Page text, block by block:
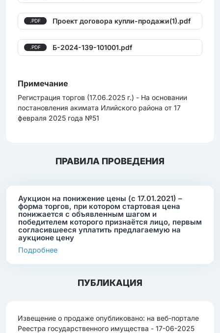
.PDF Проект договора купли-продажи(1).pdf
.PDF Б-2024-139-101001.pdf
Примечание
Регистрация торгов (17.06.2025 г.) - На основании
постановления акимата Илийского района от 17
февраля 2025 года №51
ПРАВИЛА ПРОВЕДЕНИЯ
Аукцион на понижение цены (с 17.01.2021) –
форма торгов, при котором стартовая цена
понижается с объявленным шагом и
победителем которого признаётся лицо, первым
согласившееся уплатить предлагаемую на
аукционе цену
Подробнее
ПУБЛИКАЦИЯ
Извещение о продаже опубликовано: на веб-портале
Реестра государственного имущества - 17-06-2025